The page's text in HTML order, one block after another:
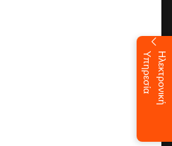
Η
λ
ε
κ
τ
ρ
ο
ν
ι
κ
ή
Υ
π
η
ρ
ε
σ
ί
α